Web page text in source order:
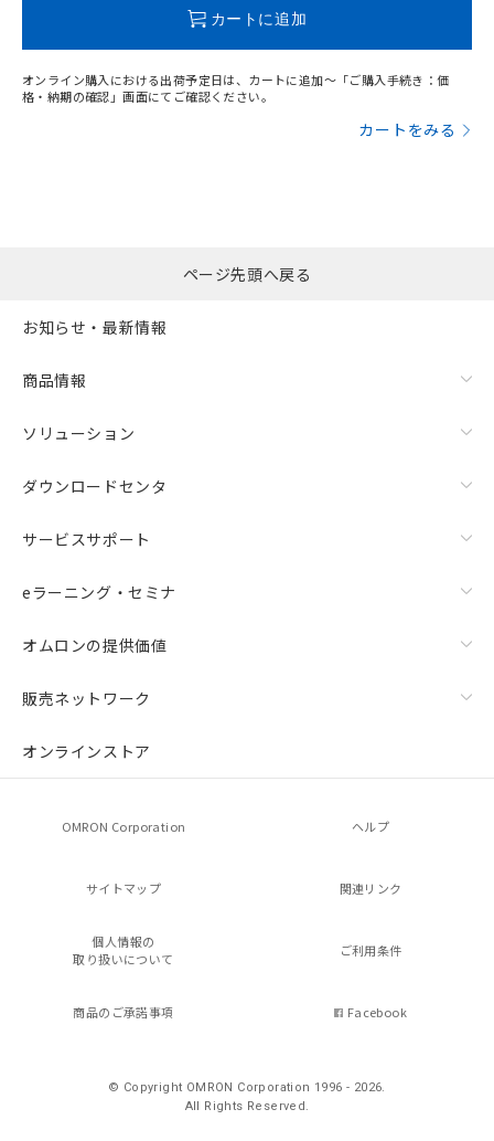
カートに追加
オンライン購入における出荷予定日は、カートに追加～「ご購入手続き：価
格・納期の確認」画面にてご確認ください。
カートをみる
ページ先頭へ戻る
お知らせ・最新情報
商品情報
ソリューション
ダウンロードセンタ
サービスサポート
eラーニング・セミナ
オムロンの提供価値
販売ネットワーク
オンラインストア
OMRON Corporation ヘルプ
サイトマップ 関連リンク
個人情報の
取り扱いについて
ご利用条件
商品のご承諾事項 Facebook
© Copyright OMRON Corporation 1996 - 2026.
All Rights Reserved.